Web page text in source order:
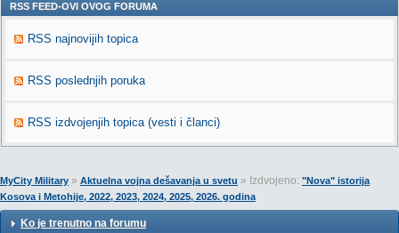
RSS FEED-OVI OVOG FORUMA
RSS najnovijih topica
RSS poslednjih poruka
RSS izdvojenjih topica (vesti i članci)
MyCity Military » Aktuelna vojna dešavanja u svetu » Izdvojeno: "Nova" istorija
Kosova i Metohije, 2022, 2023, 2024, 2025, 2026. godina
Ko je trenutno na forumu